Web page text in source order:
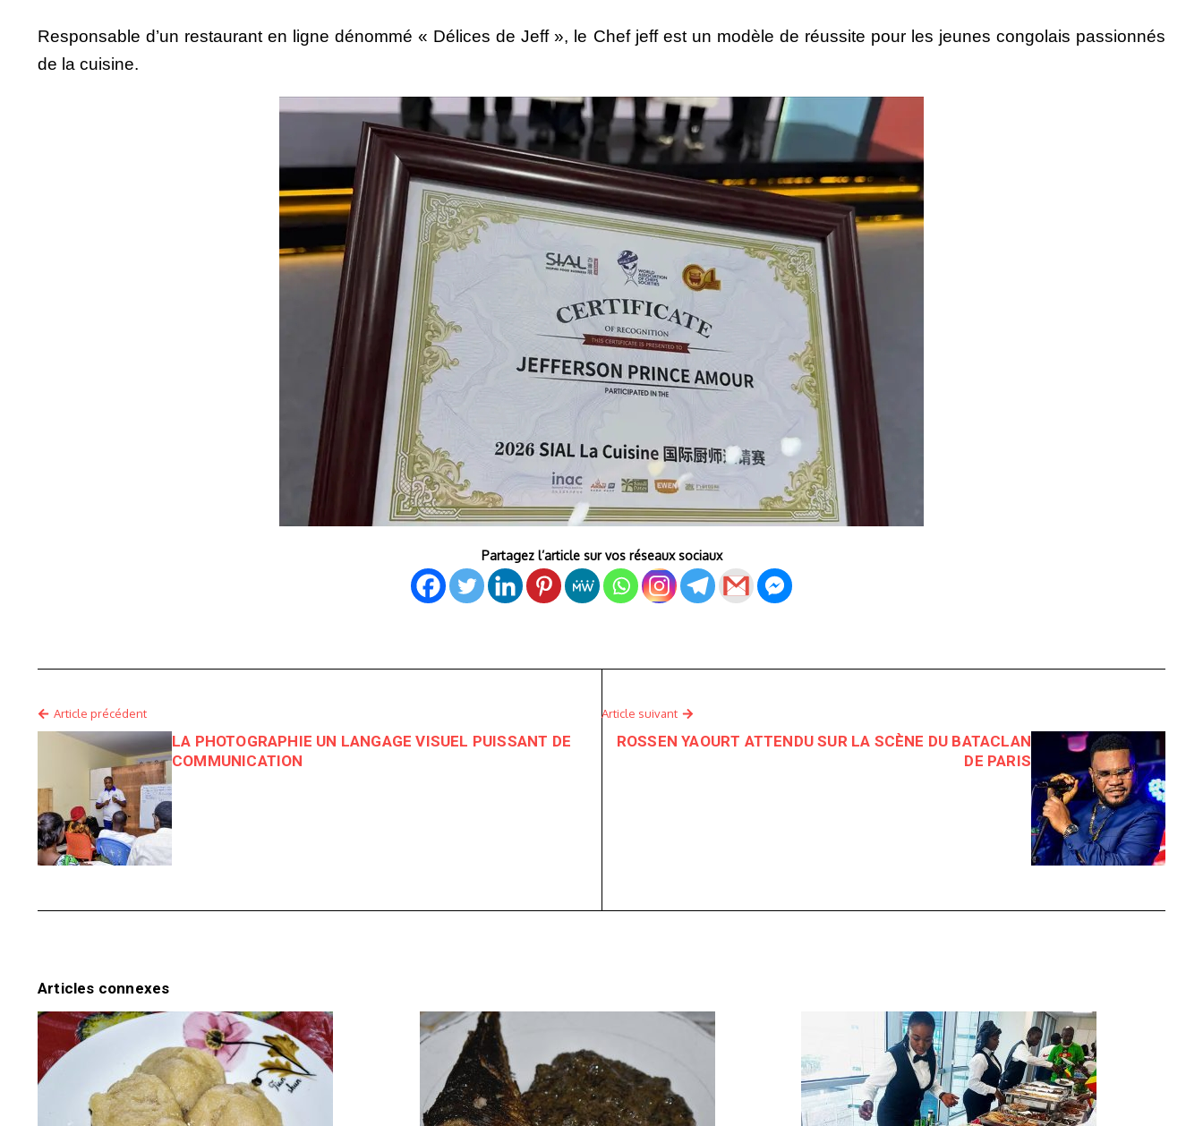
Responsable d’un restaurant en ligne dénommé « Délices de Jeff », le Chef jeff est un modèle de réussite pour les jeunes congolais passionnés
de la cuisine.
Partagez l’article sur vos réseaux sociaux
Article précédent
LA PHOTOGRAPHIE UN LANGAGE VISUEL PUISSANT DE
COMMUNICATION
Article suivant
ROSSEN YAOURT ATTENDU SUR LA SCÈNE DU BATACLAN
DE PARIS
Articles connexes